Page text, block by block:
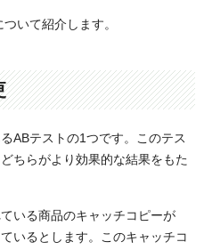
いて紹介します。
ABテストの1つです。このテス
ちらがより効果的な結果をもた
いる商品のキャッチコピーが
いるとします。このキャッチコ